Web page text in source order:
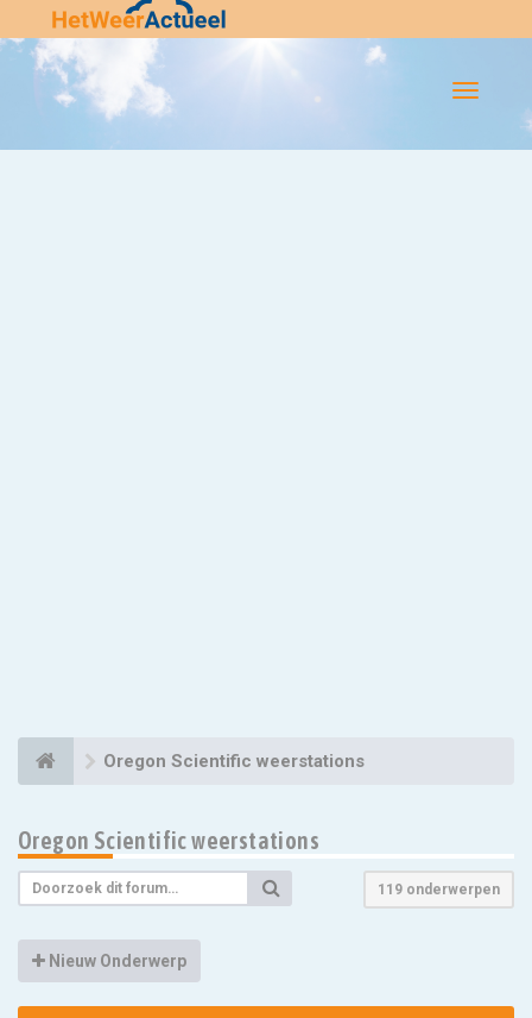
Flip-
Oregon Scientific weerstations
Oregon Scientific weerstations
119 onderwerpen
Nieuw Onderwerp